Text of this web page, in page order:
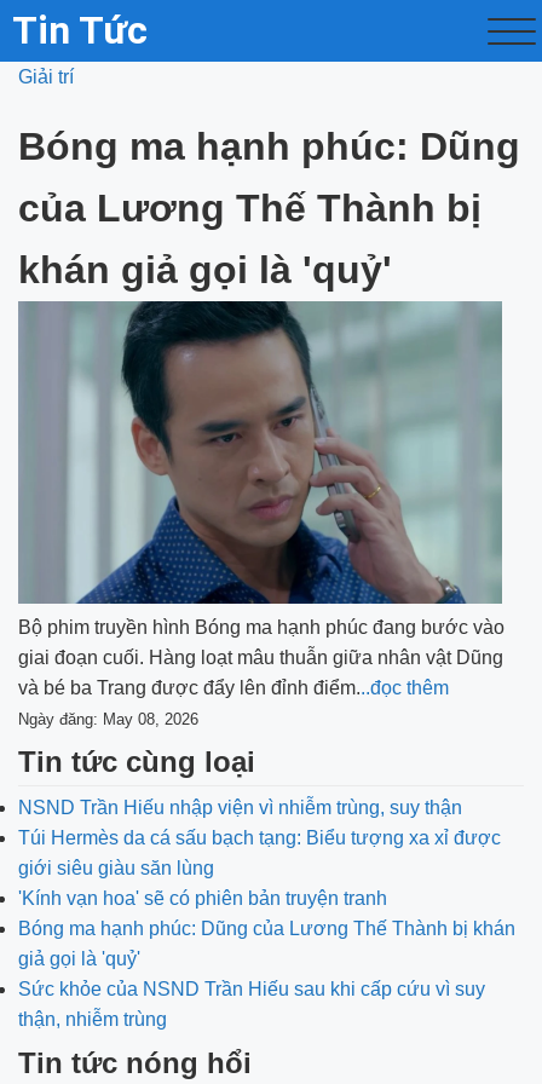
Tin Tức
Giải trí
Bóng ma hạnh phúc: Dũng
của Lương Thế Thành bị
khán giả gọi là 'quỷ'
Bộ phim truyền hình Bóng ma hạnh phúc đang bước vào
giai đoạn cuối. Hàng loạt mâu thuẫn giữa nhân vật Dũng
và bé ba Trang được đẩy lên đỉnh điểm...đọc thêm
Ngày đăng: May 08, 2026
Tin tức cùng loại
NSND Trần Hiếu nhập viện vì nhiễm trùng, suy thận
Túi Hermès da cá sấu bạch tạng: Biểu tượng xa xỉ được
giới siêu giàu săn lùng
'Kính vạn hoa' sẽ có phiên bản truyện tranh
Bóng ma hạnh phúc: Dũng của Lương Thế Thành bị khán
giả gọi là 'quỷ'
Sức khỏe của NSND Trần Hiếu sau khi cấp cứu vì suy
thận, nhiễm trùng
Tin tức nóng hổi